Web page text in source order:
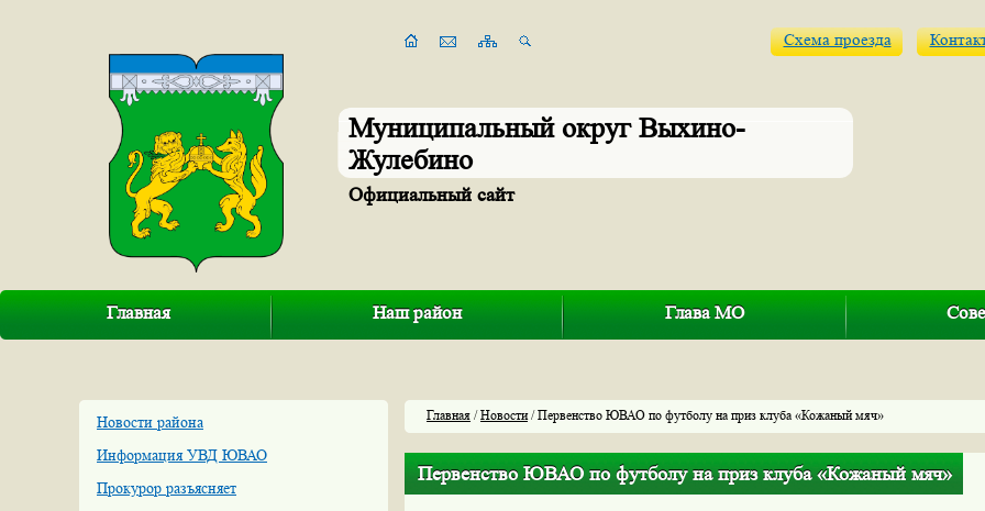
Муниципальный округ Выхино-
Жулебино
Официальный сайт
Схема проезда
Главная Наш район Глава МО
Новости района
Информация УВД ЮВАО
Прокурор разъясняет
Главная /Новости/ Первенство ЮВАО по футболу на приз клуба «Кожаный мяч»
Первенство ЮВАО по футболу на приз клуба «Кожаный мяч»